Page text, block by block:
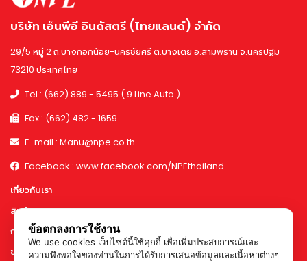
บริษัท เอ็นพีอี อินดัสตรี (ไทยแลนด์) จำกัด
29/5 หมู่ 2 ถ.บางกอกน้อย-นครชัยศรี ต.บางเตย อ.สามพราน จ.นครปฐม
73210 ประเทศไทย
Tel : (662) 889 - 5495 ( 9 Line Auto )
Fax : (662) 482 - 1659
E-mail : Manu@npe.co.th
Facebook : www.facebook.com/NPEthailand
เกี่ยวกับเรา
สินค้า
การทำงานและกำลังการผลิต
ข่าวสาร & กิจกรรม
ข้อตกลงการใช้งาน
We use cookies เว็บไซต์นี้ใช้คุกกี้ เพื่อเพิ่มประสบการณ์และ
ความพึงพอใจของท่านในการได้รับการเสนอข้อมูลและเนื้อหาต่างๆ